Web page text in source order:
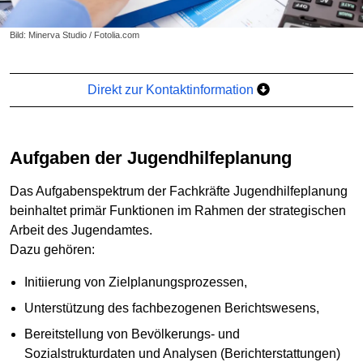
Bild: Minerva Studio / Fotolia.com
Direkt zur Kontaktinformation
Aufgaben der Jugendhilfeplanung
Das Aufgabenspektrum der Fachkräfte Jugendhilfeplanung
beinhaltet primär Funktionen im Rahmen der strategischen
Arbeit des Jugendamtes.
Dazu gehören:
Initiierung von Zielplanungsprozessen,
Unterstützung des fachbezogenen Berichtswesens,
Bereitstellung von Bevölkerungs- und
Sozialstrukturdaten und Analysen (Berichterstattungen)